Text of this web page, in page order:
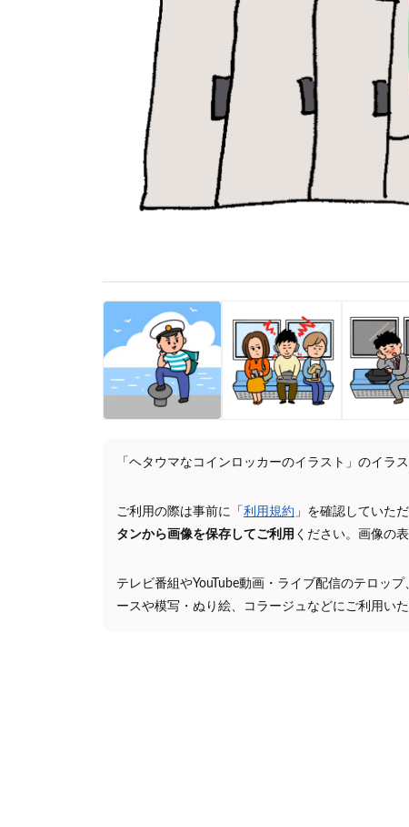
「ヘタウマなコインロッカーのイラスト」のイラ
ご利用の際は事前に「 利用規約 」を確認していた
タンから画像を保存してご利用 ください。画像の
テレビ番組やYouTube動画・ライブ配信のテロッ
ースや模写・ぬり絵、コラージュなどにご利用いた